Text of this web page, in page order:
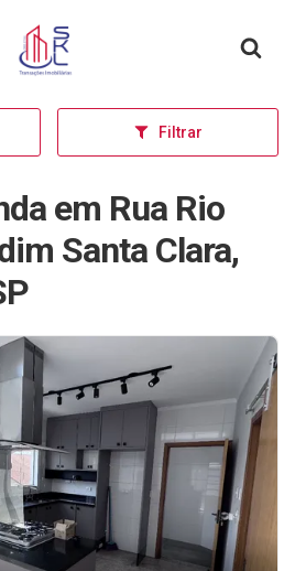
Página inicial
Filtrar
em Rua Rio
Santa Clara,